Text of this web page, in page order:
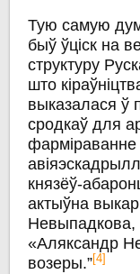
Тую самую
быў ўціск на
структуру
што
выказалася ў
сродкаў для
фарміраванне
князёў-
актыўна
Невыпадкова,
«Аляксандр
возеры.”[4]